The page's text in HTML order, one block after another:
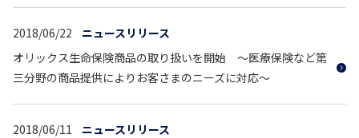
2018/06/22
ニュースリリース
オリックス生命保険商品の取り扱いを開始 ～医療保険など第
三分野の商品提供によりお客さまのニーズに対応～
2018/06/11
ニュースリリース